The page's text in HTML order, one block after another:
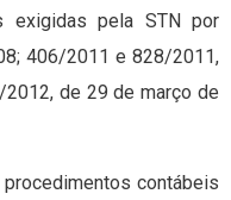
exigidas pela STN por
406/2011 e 828/2011,
2012, de 29 de março de
contábeis